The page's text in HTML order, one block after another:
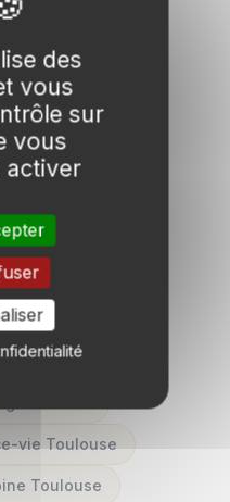
Toulouse
immo Toulouse
Toulouse
Toulouse
Toulouse
Toulouse
Toulouse
vie Toulouse
Toulouse
des
vous
sur
vous
activer